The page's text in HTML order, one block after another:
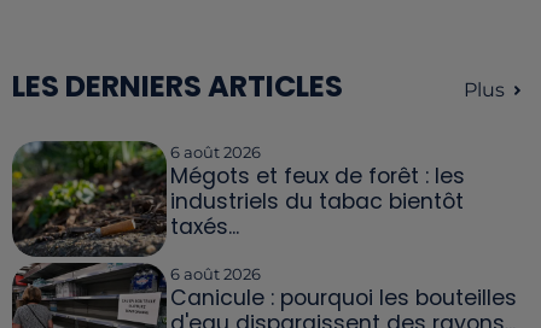
LES DERNIERS ARTICLES Plus
6 août 2026
Mégots et feux de forêt : les
industriels du tabac bientôt
taxés...
6 août 2026
Canicule : pourquoi les bouteilles